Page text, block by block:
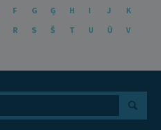
F G Ģ H I J
K
R S Š T U Ū
V